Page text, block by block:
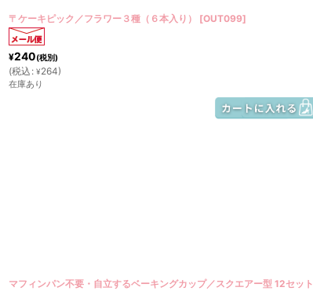
〒ケーキピック／フラワー３種（６本入り） [OUT099]
¥240(税別)
(税込 : ¥264)
在庫あり
マフィンパン不要・自立するベーキングカップ／スクエアー型 12セット